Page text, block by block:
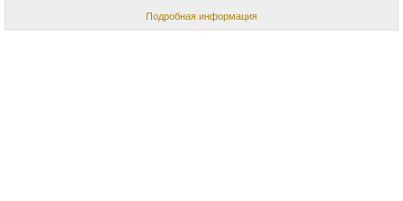
Подробная информация